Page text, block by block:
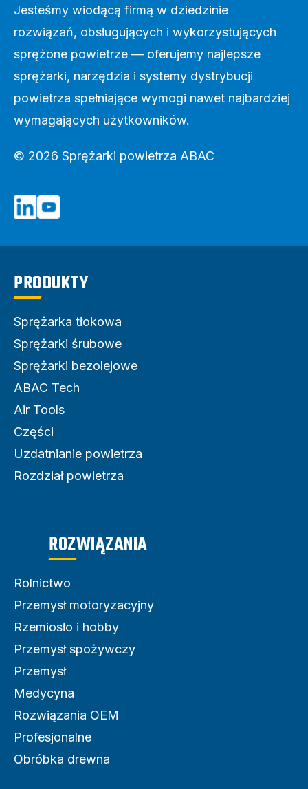
Jesteśmy wiodącą firmą w dziedzinie
rozwiązań, obsługujących i wykorzystujących
sprężone powietrze — oferujemy najlepsze
sprężarki, narzędzia i systemy dystrybucji
powietrza spełniające wymogi nawet najbardziej
wymagających użytkowników.
© 2026 Sprężarki powietrza ABAC
PRODUKTY
Sprężarka tłokowa
Sprężarki śrubowe
Sprężarki bezolejowe
ABAC Tech
Air Tools
Części
Uzdatnianie powietrza
Rozdział powietrza
ROZWIĄZANIA
Rolnictwo
Przemysł motoryzacyjny
Rzemiosło i hobby
Przemysł spożywczy
Przemysł
Medycyna
Rozwiązania OEM
Profesjonalne
Obróbka drewna